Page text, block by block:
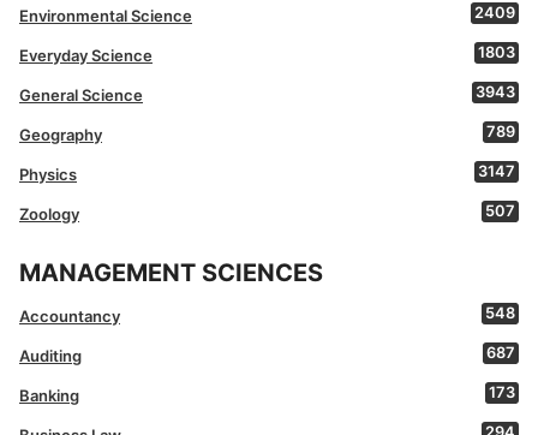
Environmental Science 2409
Everyday Science 1803
General Science 3943
Geography 789
Physics 3147
Zoology 507
MANAGEMENT SCIENCES
Accountancy 548
Auditing 687
Banking 173